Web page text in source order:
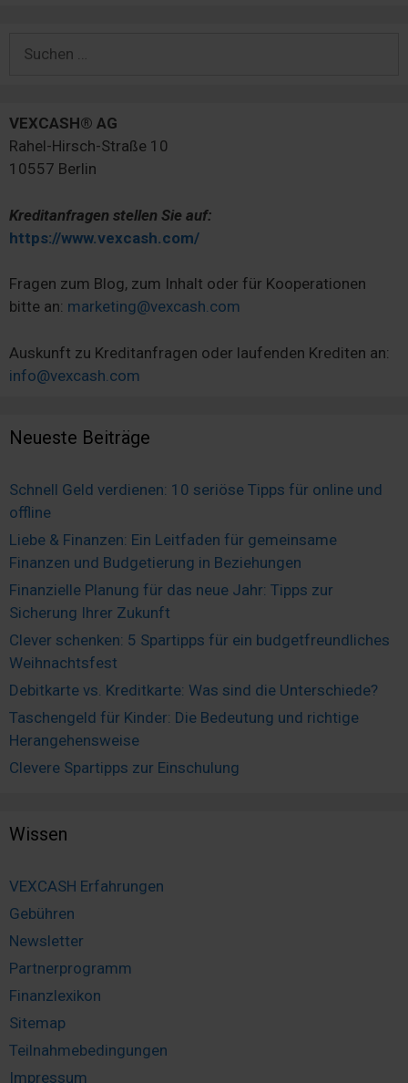
VEXCASH® AG
Rahel-Hirsch-Straße 10
10557 Berlin
Kreditanfragen stellen Sie auf:
https://www.vexcash.com/
Fragen zum Blog, zum Inhalt oder für Kooperationen
bitte an: marketing@vexcash.com
Auskunft zu Kreditanfragen oder laufenden Krediten an:
info@vexcash.com
Neueste Beiträge
Schnell Geld verdienen: 10 seriöse Tipps für online und
offline
Liebe & Finanzen: Ein Leitfaden für gemeinsame
Finanzen und Budgetierung in Beziehungen
Finanzielle Planung für das neue Jahr: Tipps zur
Sicherung Ihrer Zukunft
Clever schenken: 5 Spartipps für ein budgetfreundliches
Weihnachtsfest
Debitkarte vs. Kreditkarte: Was sind die Unterschiede?
Taschengeld für Kinder: Die Bedeutung und richtige
Herangehensweise
Clevere Spartipps zur Einschulung
Wissen
VEXCASH Erfahrungen
Gebühren
Newsletter
Partnerprogramm
Finanzlexikon
Sitemap
Teilnahmebedingungen
Impressum